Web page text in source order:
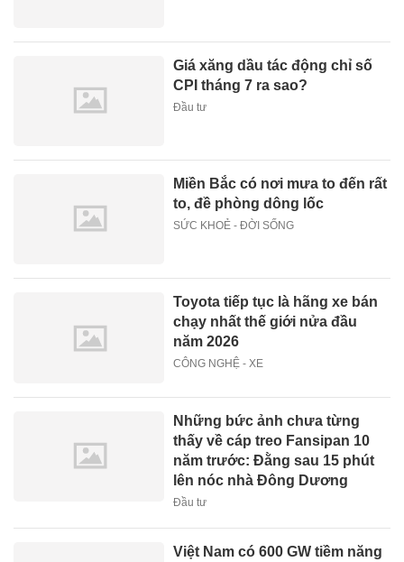
Giá xăng dầu tác động chỉ số
CPI tháng 7 ra sao?
Đầu tư
Miền Bắc có nơi mưa to đến rất
to, đề phòng dông lốc
SỨC KHOẺ - ĐỜI SỐNG
Toyota tiếp tục là hãng xe bán
chạy nhất thế giới nửa đầu
năm 2026
CÔNG NGHỆ - XE
Những bức ảnh chưa từng
thấy về cáp treo Fansipan 10
năm trước: Đằng sau 15 phút
lên nóc nhà Đông Dương
Đầu tư
Việt Nam có 600 GW tiềm năng